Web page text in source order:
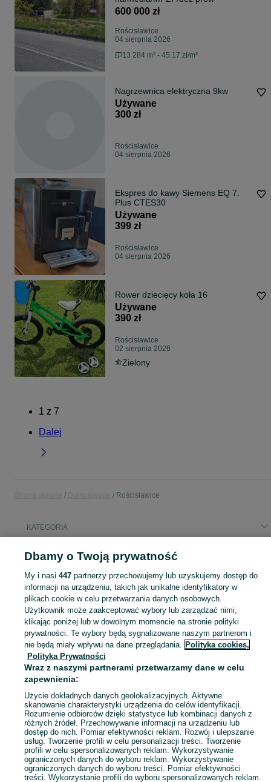
600 000 zł
Rościsławice
04 sierpnia 2026
13 284 m² - 45.17 zł/m²
Nagrzewnica elektryczna 9kw
Używane
300 zł
Rościsławice
04 sierpnia 2026
Ekspres do kawy Siemens EQ 7.
Plus CTES30
Używane
399 zł
Rościsławice
04 sierpnia 2026
Rower dziecięcy koła 16
Używane
390 zł
Rościsławice
02 sierpnia 2026
Zielony
1 z 7
Dalej
Rościsławice
KATEGORIA
Popularne wyszukiwania
kontener mieszkalny 3 m quad 50cc
quad 50
kontener mieszkalny 3 m nowy
Skorzystaj z największego serwisu ogłoszeniowego - Rościsławice i okolice! Kupuj to, czego pragniesz i sprzedawaj to, czego już nie potrzebujesz! Zobacz
Mapa kategorii
Mapa miejscowości
Mapa ministron
Popularne wyszukiwania
Dbamy o Twoją prywatność
My i nasi 447partnerzy przechowujemy lub uzyskujemy dostęp do
informacji na urządzeniu, takich jak unikalne identyfikatory w
plikach cookie w celu przetwarzania danych osobowych.
Użytkownik może zaakceptować wybory lub zarządzać nimi,
klikając poniżej lub w dowolnym momencie na stronie polityki
prywatności. Te wybory będą sygnalizowane naszym partnerom i
nie będą miały wpływu na dane przeglądania. Polityka cookies,
Polityka Prywatności
Wraz z naszymi partnerami przetwarzamy dane w celu
zapewnienia:
Użycie dokładnych danych geolokalizacyjnych. Aktywne
skanowanie charakterystyki urządzenia do celów identyfikacji.
Rozumienie odbiorców dzięki statystyce lub kombinacji danych z
różnych źródeł. Przechowywanie informacji na urządzeniu lub
dostęp do nich. Pomiar efektywności reklam. Rozwój i ulepszanie
usług. Tworzenie profili w celu personalizacji treści. Tworzenie
profili w celu spersonalizowanych reklam. Wykorzystywanie
ograniczonych danych do wyboru reklam. Wykorzystywanie
ograniczonych danych do wyboru treści. Pomiar efektywności
treści. Wykorzystanie profili do wyboru spersonalizowanych reklam.